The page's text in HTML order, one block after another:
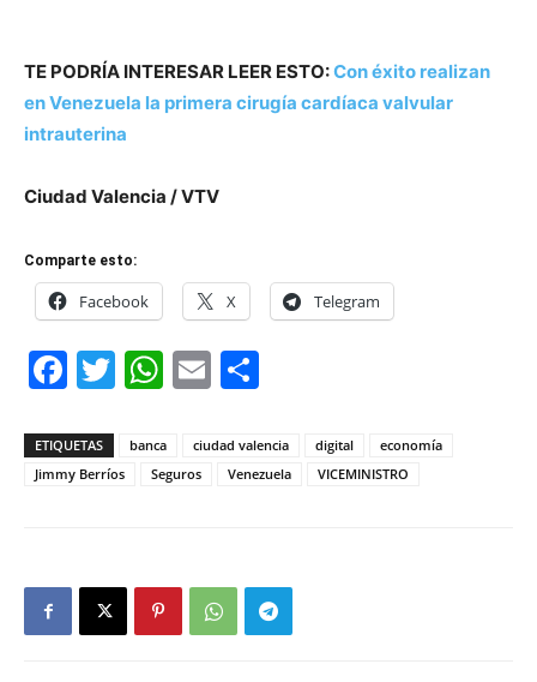
TE PODRÍA INTERESAR LEER ESTO:Con éxito realizan
en Venezuela la primera cirugía cardíaca valvular
intrauterina
Ciudad Valencia / VTV
Comparte esto:
Facebook X Telegram
Facebook
Twitter
WhatsApp
Email
ETIQUETAS banca ciudad valencia digital
economía
Jimmy Berríos
Seguros Venezuela VICEMINISTRO